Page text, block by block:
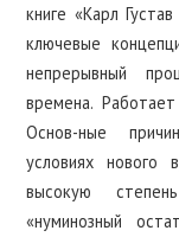
книге «Карл
ключевые
непрерывный
времена.
Основ-ные
условиях нового
высокую
«нуминозный